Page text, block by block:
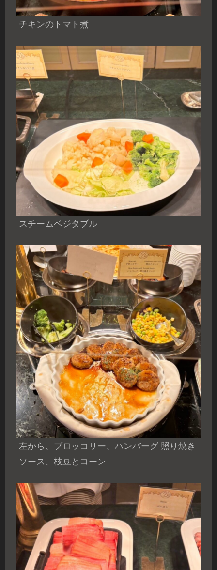
チキンのトマト煮
スチームベジタブル
左から、ブロッコリー、ハンバーグ 照り焼き
ソース、枝豆とコーン